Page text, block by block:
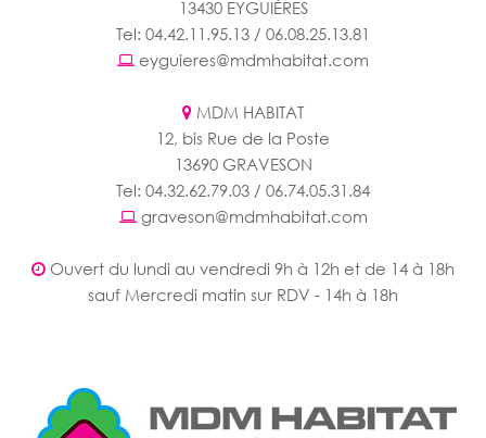
13430 EYGUIÈRES
Tel: 04.42.11.95.13 / 06.08.25.13.81
eyguieres@mdmhabitat.com
MDM HABITAT
12, bis Rue de la Poste
13690 GRAVESON
Tel: 04.32.62.79.03 / 06.74.05.31.84
graveson@mdmhabitat.com
Ouvert du lundi au vendredi 9h à 12h et de 14 à 18h
sauf Mercredi matin sur RDV - 14h à 18h